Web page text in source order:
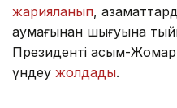
жарияланып,
аумағынан шығуына
Президенті Қасым-
үндеу жолдады.